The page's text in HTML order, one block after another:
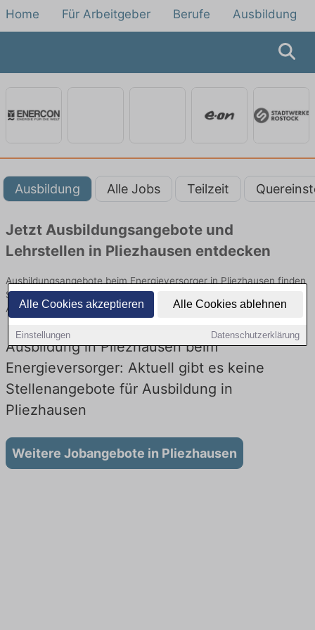
Alle Cookies akzeptieren Alle Cookies ablehnen
Einstellungen Datenschutzerklärung
Home Für Arbeitgeber Berufe Ausbildung
Ausbildung Alle Jobs Teilzeit
Jetzt Ausbildungsangebote und
Lehrstellen in Pliezhausen entdecken
Ausbildungsangebote beim Energieversorger in Pliezhausen finden
Sie von namhaften Firmen. Entdecken Sie freie Optionen von Top-
Arbeitgebern und bewerben Sie sich noch heute.
Ausbildung in Pliezhausen beim
Energieversorger: Aktuell gibt es keine
Stellenangebote für Ausbildung in
Pliezhausen
Weitere Jobangebote in Pliezhausen